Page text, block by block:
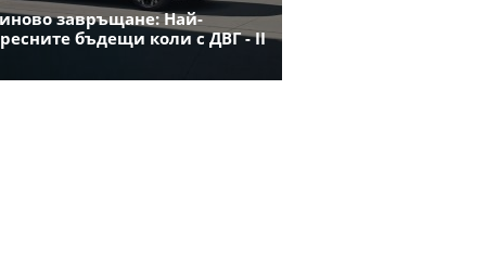
завръщане: Най-
бъдещи коли с ДВГ - II